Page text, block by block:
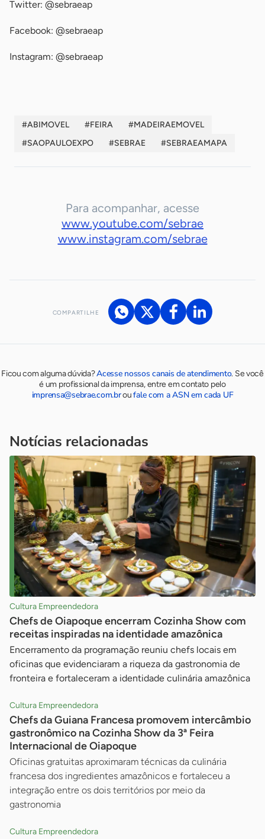
Twitter: @sebraeap
Facebook: @sebraeap
Instagram: @sebraeap
#ABIMOVEL #FEIRA
#MADEIRAEMOVEL
#SAOPAULOEXPO
#SEBRAE #SEBRAEAMAPA
Para acompanhar, acesse
www.youtube.com/sebrae
www.instagram.com/sebrae
COMPARTILHE
Ficou com alguma dúvida?Acesse nossos canais de atendimento. Se você
é um profissional da imprensa, entre em contato pelo
imprensa@sebrae.com.broufale com a ASN em cada UF
Notícias relacionadas
Cultura Empreendedora
Chefs de Oiapoque encerram Cozinha Show com
receitas inspiradas na identidade amazônica
Encerramento da programação reuniu chefs locais em
oficinas que evidenciaram a riqueza da gastronomia de
fronteira e fortaleceram a identidade culinária amazônica
Cultura Empreendedora
Chefs da Guiana Francesa promovem intercâmbio
gastronômico na Cozinha Show da 3ª Feira
Internacional de Oiapoque
Oficinas gratuitas aproximaram técnicas da culinária
francesa dos ingredientes amazônicos e fortaleceu a
integração entre os dois territórios por meio da
gastronomia
Cultura Empreendedora